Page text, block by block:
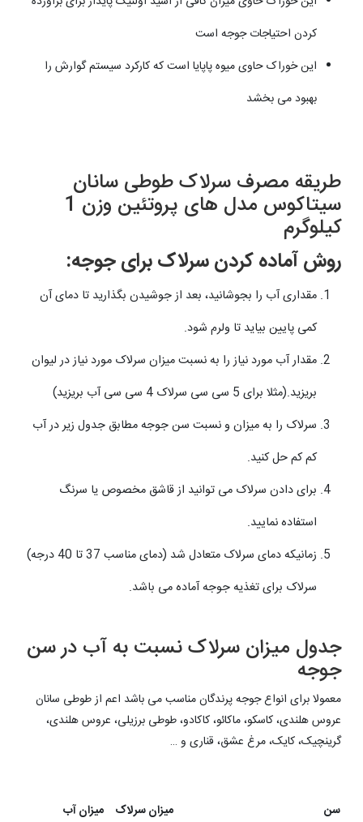
کردن احتیاجات جوجه است
این خوراک حاوی میوه پاپایا است که کارکرد سیستم گوارش را
بهبود می بخشد
طریقه مصرف سرلاک طوطی سانان
سیتاکوس مدل های پروتئین وزن 1
کیلوگرم
روش آماده کردن سرلاک برای جوجه:
مقداری آب را بجوشانید، بعد از جوشیدن بگذارید تا دمای آن
کمی پایین بیاید تا ولرم شود.
مقدار آب مورد نیاز را به نسبت میزان سرلاک مورد نیاز در لیوان
بریزید.(مثلا برای 5 سی سی سرلاک 4 سی سی آب بریزید)
سرلاک را به میزان و نسبت سن جوجه مطابق جدول زیر در آب
کم کم حل کنید.
برای دادن سرلاک می توانید از قاشق مخصوص یا سرنگ
استفاده نمایید.
زمانیکه دمای سرلاک متعادل شد (دمای مناسب 37 تا 40 درجه)
سرلاک برای تغذیه جوجه آماده می باشد.
جدول میزان سرلاک نسبت به آب در سن
جوجه
معمولا برای انواع جوجه پرندگان مناسب می باشد اعم از طوطی سانان
عروس هلندی، کاسکو، ماکائو، کاکادو، طوطی برزیلی، عروس هلندی،
گرینچیک، کایک، مرغ عشق، قناری و …
سن میزان سرلاک میزان آب